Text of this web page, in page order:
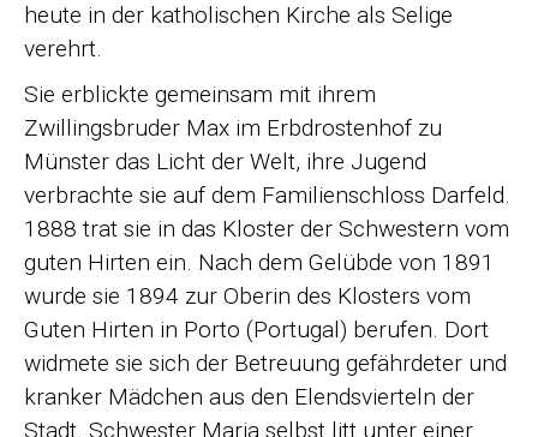
heute in der katholischen Kirche als Selige
verehrt.
Sie erblickte gemeinsam mit ihrem
Zwillingsbruder Max im Erbdrostenhof zu
Münster das Licht der Welt, ihre Jugend
verbrachte sie auf dem Familienschloss Darfeld.
1888 trat sie in das Kloster der Schwestern vom
guten Hirten ein. Nach dem Gelübde von 1891
wurde sie 1894 zur Oberin des Klosters vom
Guten Hirten in Porto (Portugal) berufen. Dort
widmete sie sich der Betreuung gefährdeter und
kranker Mädchen aus den Elendsvierteln der
Stadt. Schwester Maria selbst litt unter einer